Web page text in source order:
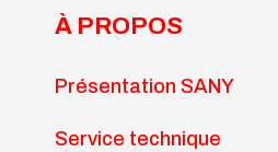
À PROPOS
Présentation SANY
Service technique